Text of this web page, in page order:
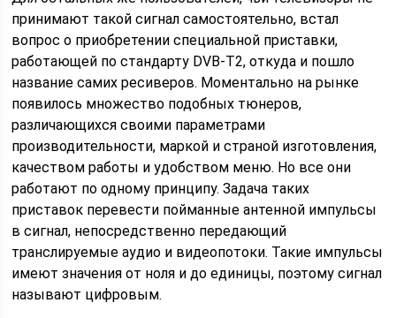
принимают такой сигнал самостоятельно, встал
вопрос о приобретении специальной приставки,
работающей по стандарту DVB-Т2, откуда и пошло
название самих ресиверов. Моментально на рынке
появилось множество подобных тюнеров,
различающихся своими параметрами
производительности, маркой и страной изготовления,
качеством работы и удобством меню. Но все они
работают по одному принципу. Задача таких
приставок перевести пойманные антенной импульсы
в сигнал, непосредственно передающий
транслируемые аудио и видеопотоки. Такие импульсы
имеют значения от ноля и до единицы, поэтому сигнал
называют цифровым.